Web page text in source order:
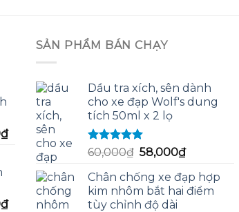
₫Giá
13,200,000₫.
₫Giá
SẢN PHẨM BÁN CHẠY
Dầu tra xích, sên dành
cho xe đạp Wolf's dung
tích 50ml x 2 lọ
Được xếp
hạng
sao
60,000₫ Giá
là:
60,000₫.
58,000₫Giá
tại
là:
Chân chống xe đạp hợp
kim nhôm bắt hai điểm
tùy chỉnh độ dài